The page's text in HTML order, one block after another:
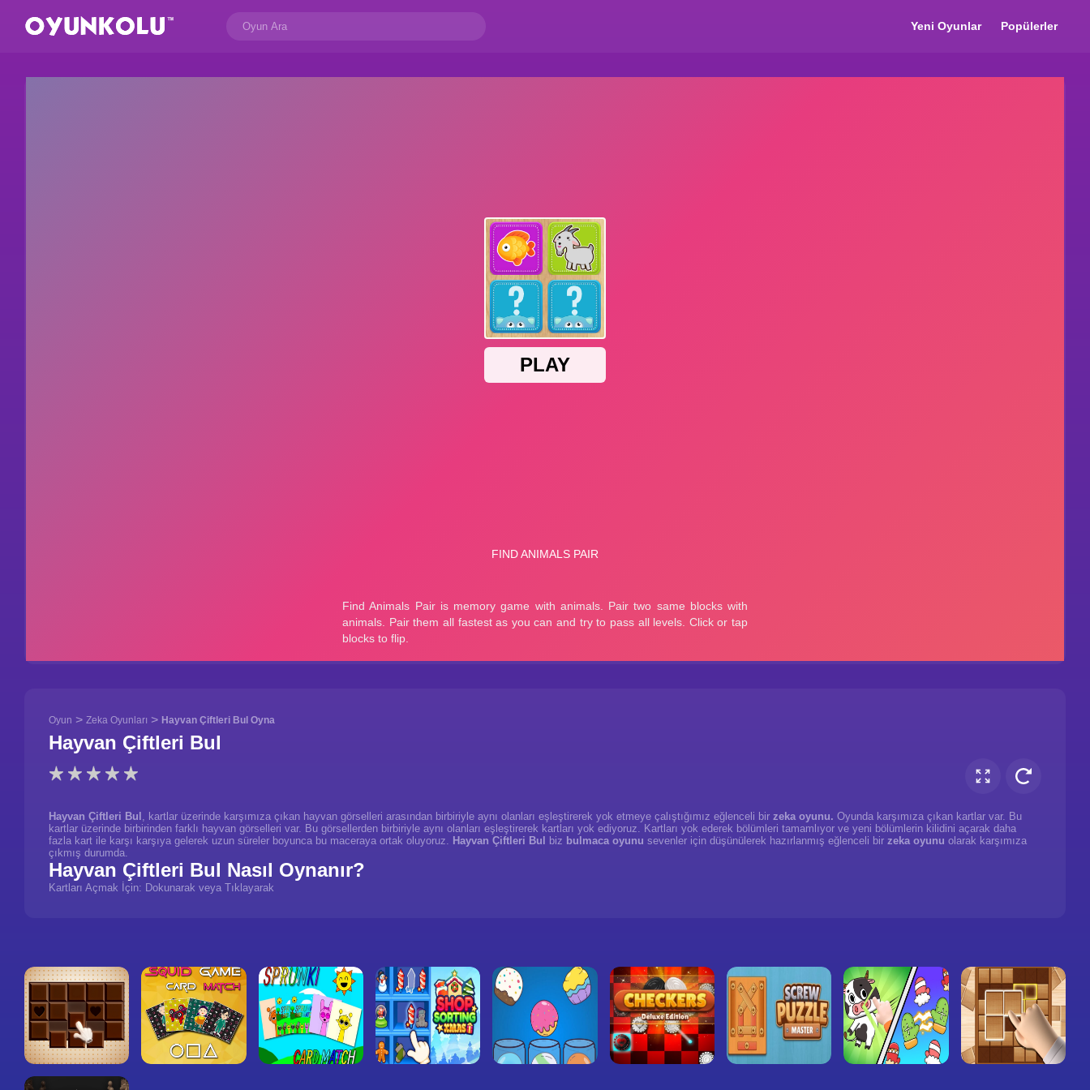
Yeni Oyunlar Popülerler
Oyun > Zeka Oyunları > Hayvan Çiftleri Bul Oyna
Hayvan Çiftleri Bul
Hayvan Çiftleri Bul , kartlar üzerinde karşımıza çıkan hayvan görselleri arasından birbiriyle aynı olanları eşleştirerek yok etmeye çalıştığımız eğlenceli bir zeka oyunu. Oyunda karşımıza çıkan kartlar var. Bu
kartlar üzerinde birbirinden farklı hayvan görselleri var. Bu görsellerden birbiriyle aynı olanları eşleştirerek kartları yok ediyoruz. Kartları yok ederek bölümleri tamamlıyor ve yeni bölümlerin kilidini açarak daha
fazla kart ile karşı karşıya gelerek uzun süreler boyunca bu maceraya ortak oluyoruz. Hayvan Çiftleri Bul biz bulmaca oyunu sevenler için düşünülerek hazırlanmış eğlenceli bir zeka oyunu olarak karşımıza
çıkmış durumda.
Hayvan Çiftleri Bul Nasıl Oynanır?
Kartları Açmak İçin: Dokunarak veya Tıklayarak